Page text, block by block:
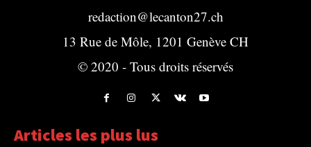
redaction@lecanton27.ch
13 Rue de Môle, 1201 Genève CH
© 2020 - Tous droits réservés
Articles les plus lus